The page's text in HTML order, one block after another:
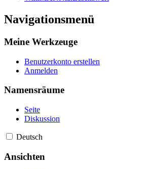
Navigationsmenü
Meine Werkzeuge
Benutzerkonto erstellen
Anmelden
Namensräume
Seite
Diskussion
Deutsch
Ansichten